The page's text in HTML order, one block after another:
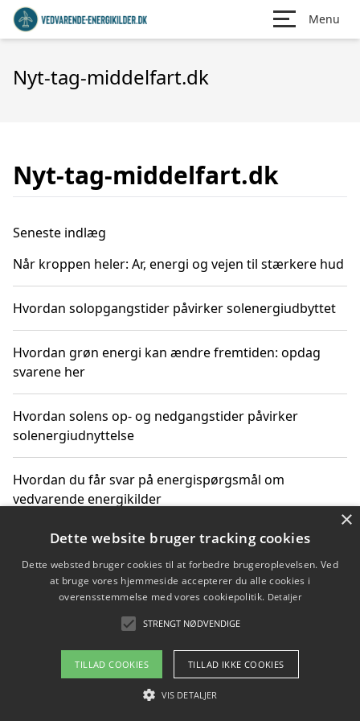
Menu
Nyt-tag-middelfart.dk
Nyt-tag-middelfart.dk
Seneste indlæg
Når kroppen heler: Ar, energi og vejen til stærkere hud
Hvordan solopgangstider påvirker solenergiudbyttet
Hvordan grøn energi kan ændre fremtiden: opdag
svarene her
Hvordan solens op- og nedgangstider påvirker
solenergiudnyttelse
Hvordan du får svar på energispørgsmål om
vedvarende energikilder
Copyright 2026 - Pilanto Aps
Om / kontakt
Blog Betingelser
×
Dette website bruger tracking cookies
Dette websted bruger cookies til at forbedre brugeroplevelsen. Ved
at bruge vores hjemmeside accepterer du alle cookies i
overensstemmelse med vores cookiepolitik. Detaljer
STRENGT NØDVENDIGE
TILLAD COOKIES TILLAD IKKE COOKIES
VIS DETALJER